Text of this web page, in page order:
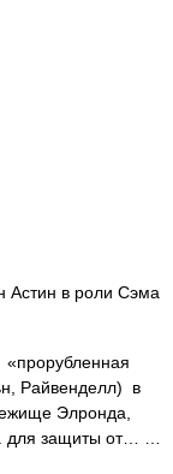
в роли Сэма
Райвенделл) в
Элронда,
для защиты от… …